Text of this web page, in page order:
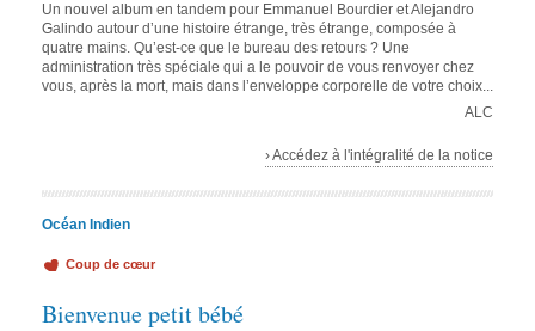
Un nouvel album en tandem pour Emmanuel Bourdier et Alejandro
Galindo autour d’une histoire étrange, très étrange, composée à
quatre mains. Qu’est-ce que le bureau des retours ? Une
administration très spéciale qui a le pouvoir de vous renvoyer chez
vous, après la mort, mais dans l’enveloppe corporelle de votre choix...
ALC
› Accédez à l'intégralité de la notice
Océan Indien
Coup de cœur
Bienvenue petit bébé